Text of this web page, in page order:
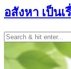
อสังหา เป็น